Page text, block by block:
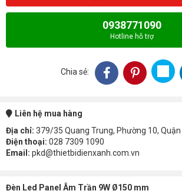
0938771090
Hotline hỗ trợ
Chia sẻ:
Liên hệ mua hàng
Địa chỉ: 379/35 Quang Trung, Phường 10, Quận
Điện thoại: 028 7309 1090
Email: pkd@thietbidienxanh.com.vn
Đèn Led Panel Âm Trần 9W Ø150 mm